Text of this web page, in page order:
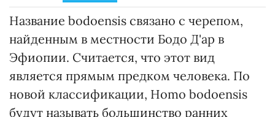
Название bodoensis связано с черепом,
найденным в местности Бодо Д'ар в
Эфиопии. Считается, что этот вид
является прямым предком человека. По
новой классификации, Homo bodoensis
будут называть большинство ранних